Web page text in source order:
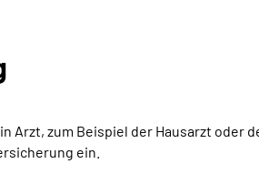
Arzt, zum Beispiel der Hausarzt
ein.